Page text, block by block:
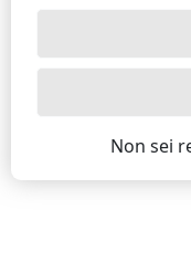
Non sei